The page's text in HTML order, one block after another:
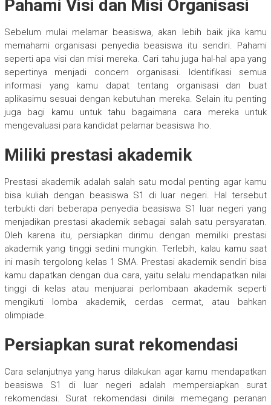
Pahami Visi dan Misi Organisasi
Sebelum mulai melamar beasiswa, akan lebih baik jika kamu
memahami organisasi penyedia beasiswa itu sendiri. Pahami
seperti apa visi dan misi mereka. Cari tahu juga hal-hal apa yang
sepertinya menjadi concern organisasi. Identifikasi semua
informasi yang kamu dapat tentang organisasi dan buat
aplikasimu sesuai dengan kebutuhan mereka. Selain itu penting
juga bagi kamu untuk tahu bagaimana cara mereka untuk
mengevaluasi para kandidat pelamar beasiswa lho.
Miliki prestasi akademik
Prestasi akademik adalah salah satu modal penting agar kamu
bisa kuliah dengan beasiswa S1 di luar negeri. Hal tersebut
terbukti dari beberapa penyedia beasiswa S1 luar negeri yang
menjadikan prestasi akademik sebagai salah satu persyaratan.
Oleh karena itu, persiapkan dirimu dengan memiliki prestasi
akademik yang tinggi sedini mungkin. Terlebih, kalau kamu saat
ini masih tergolong kelas 1 SMA. Prestasi akademik sendiri bisa
kamu dapatkan dengan dua cara, yaitu selalu mendapatkan nilai
tinggi di kelas atau menjuarai perlombaan akademik seperti
mengikuti lomba akademik, cerdas cermat, atau bahkan
olimpiade.
Persiapkan surat rekomendasi
Cara selanjutnya yang harus dilakukan agar kamu mendapatkan
beasiswa S1 di luar negeri adalah mempersiapkan surat
rekomendasi. Surat rekomendasi dinilai memegang peranan